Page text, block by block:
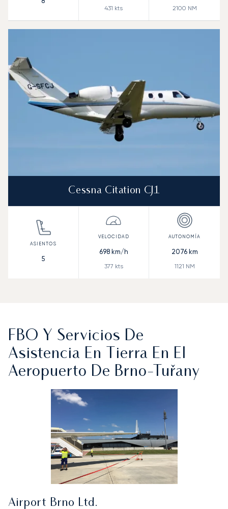
431 kts 2100 NM
Cessna Citation CJ1
5
698km/h
377 kts
2076km
1121 NM
FBO Y Servicios De
Asistencia En Tierra En El
Aeropuerto De Brno-Tuřany
Airport Brno Ltd.